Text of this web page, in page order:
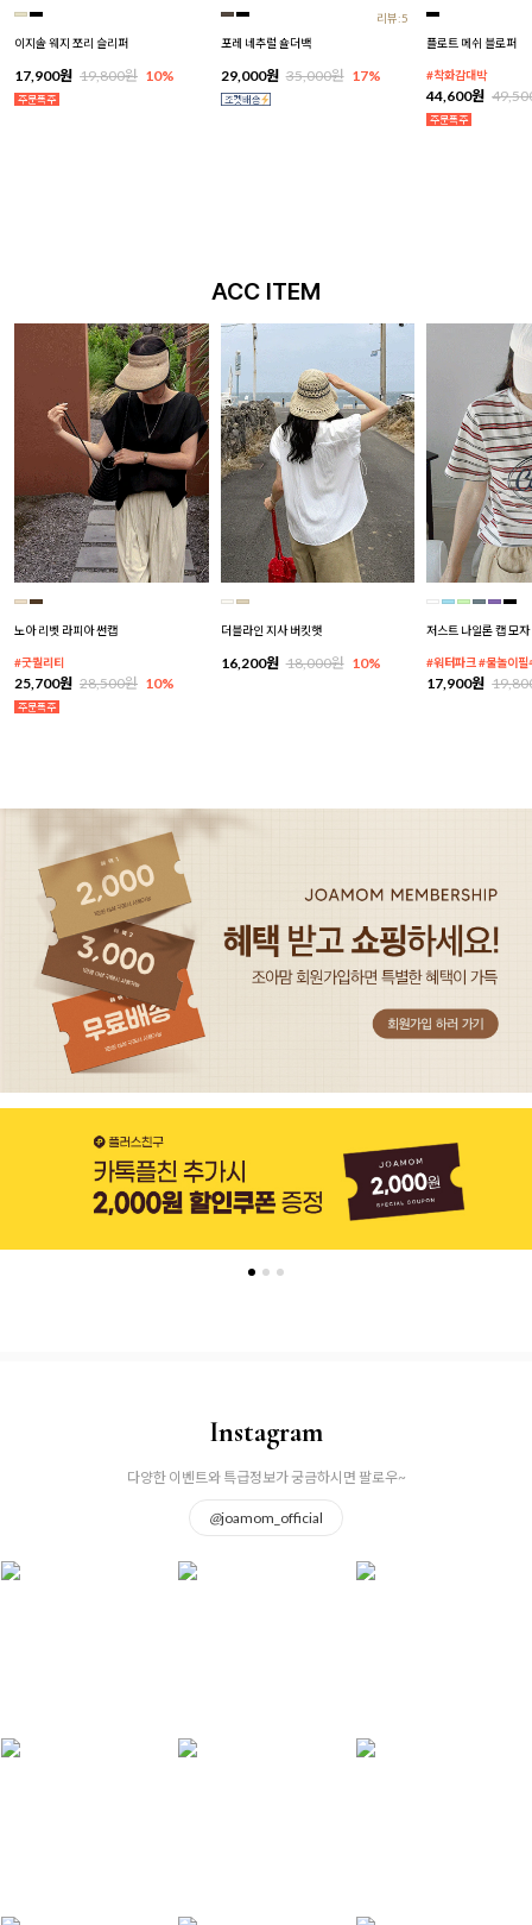
이지솔 웨지 쪼리 슬리퍼
17,900원 19,800원 10%
리뷰:5
포레 네추럴 숄더백
29,000원 35,000원 17%
플로트 메쉬 블로퍼
#착화감대박
44,600원
ACC ITEM
노아 리벳 라피아 썬캡
#굿퀄리티
25,700원 28,500원 10%
더블라인 지사 버킷햇
16,200원 18,000원 10%
저스트 나일론 캡 모자
#워터파크 #물놀이필
17,900원
Instagram
다양한 이벤트와 특급정보가 궁금하시면 팔로우~
@joamom_official